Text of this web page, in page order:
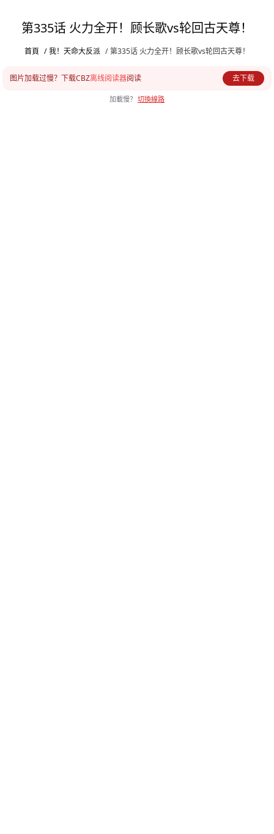
第335话 火力全开！顾长歌vs轮回古天尊！
首頁 / 我！天命大反派 / 第335话 火力全开！顾长歌vs轮回古天尊！
图片加载过慢？下载CBZ离线阅读器阅读 去下载
加載慢？ 切換線路